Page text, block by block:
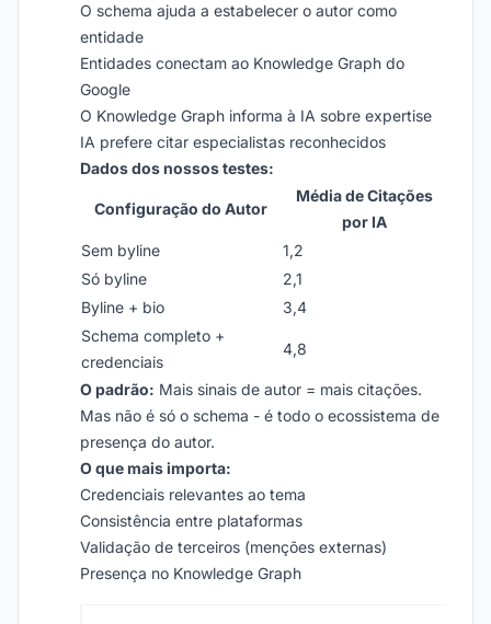
O schema ajuda a estabelecer o autor como
entidade
Entidades conectam ao Knowledge Graph do
Google
O Knowledge Graph informa à IA sobre expertise
IA prefere citar especialistas reconhecidos
Dados dos nossos testes:
Configuração do Autor
Média de Citações
por IA
Sem byline
1,2
Só byline
2,1
Byline + bio
3,4
Schema completo +
credenciais
4,8
O padrão: Mais sinais de autor = mais citações.
Mas não é só o schema - é todo o ecossistema de
presença do autor.
O que mais importa:
Credenciais relevantes ao tema
Consistência entre plataformas
Validação de terceiros (menções externas)
Presença no Knowledge Graph